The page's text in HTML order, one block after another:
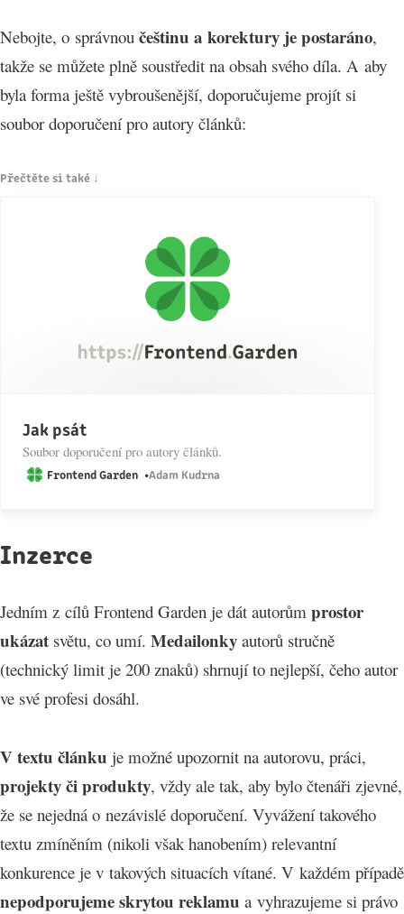
Nebojte, o správnou češtinu a korektury je postaráno,
takže se můžete plně soustředit na obsah svého díla. A aby
byla forma ještě vybroušenější, doporučujeme projít si
soubor doporučení pro autory článků:
Jak psát
Soubor doporučení pro autory článků.
Frontend Garden Adam Kudrna
Inzerce
Jedním z cílů Frontend Garden je dát autorům prostor
ukázat světu, co umí. Medailonky autorů stručně
(technický limit je 200 znaků) shrnují to nejlepší, čeho autor
ve své profesi dosáhl.
V textu článku je možné upozornit na autorovu, práci,
projekty či produkty, vždy ale tak, aby bylo čtenáři zjevné,
že se nejedná o nezávislé doporučení. Vyvážení takového
textu zmíněním (nikoli však hanobením) relevantní
konkurence je v takových situacích vítané. V každém případě
nepodporujeme skrytou reklamu a vyhrazujeme si právo